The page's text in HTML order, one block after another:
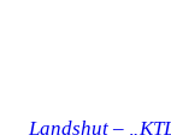
Landshut –